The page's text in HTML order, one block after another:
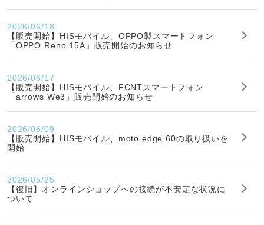
2026/06/18
【販売開始】HISモバイル、OPPO製スマートフォン
「OPPO Reno 15A」販売開始のお知らせ
2026/06/17
【販売開始】HISモバイル、FCNTスマートフォン
「arrows We3」販売開始のお知らせ
2026/06/09
【販売開始】HISモバイル、moto edge 60の取り扱いを
開始
2026/05/25
【復旧】オンラインショップへの接続が不安定な状況に
ついて